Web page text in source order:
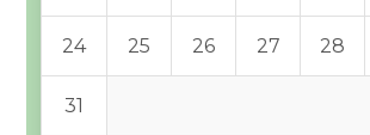
24 25 26 27 28
31